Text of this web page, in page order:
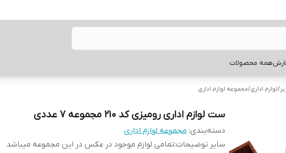
همه محصولات
/لوازم اداری/مجموعه لوازم اداری
ست لوازم اداری رومیزی کد ۲۱۰ مجموعه ۷ عددی
دسته‌بندی: مجموعه لوازم اداری
سایر توضیحات:تمامی لوازم موجود در عکس در این مجموعه میباشد